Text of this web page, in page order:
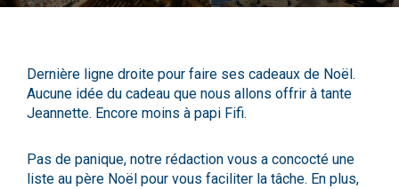
Dernière ligne droite pour faire ses cadeaux de Noël.
Aucune idée du cadeau que nous allons offrir à tante
Jeannette. Encore moins à papi Fifi.
Pas de panique, notre rédaction vous a concocté une
liste au père Noël pour vous faciliter la tâche. En plus,